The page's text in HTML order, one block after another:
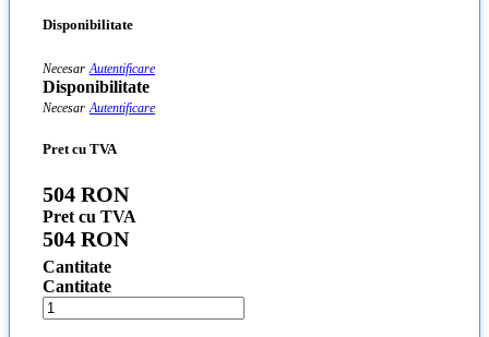
Disponibilitate
Necesar Autentificare
Disponibilitate
Necesar Autentificare
Pret cu TVA
504 RON
Pret cu TVA
504 RON
Cantitate
Cantitate